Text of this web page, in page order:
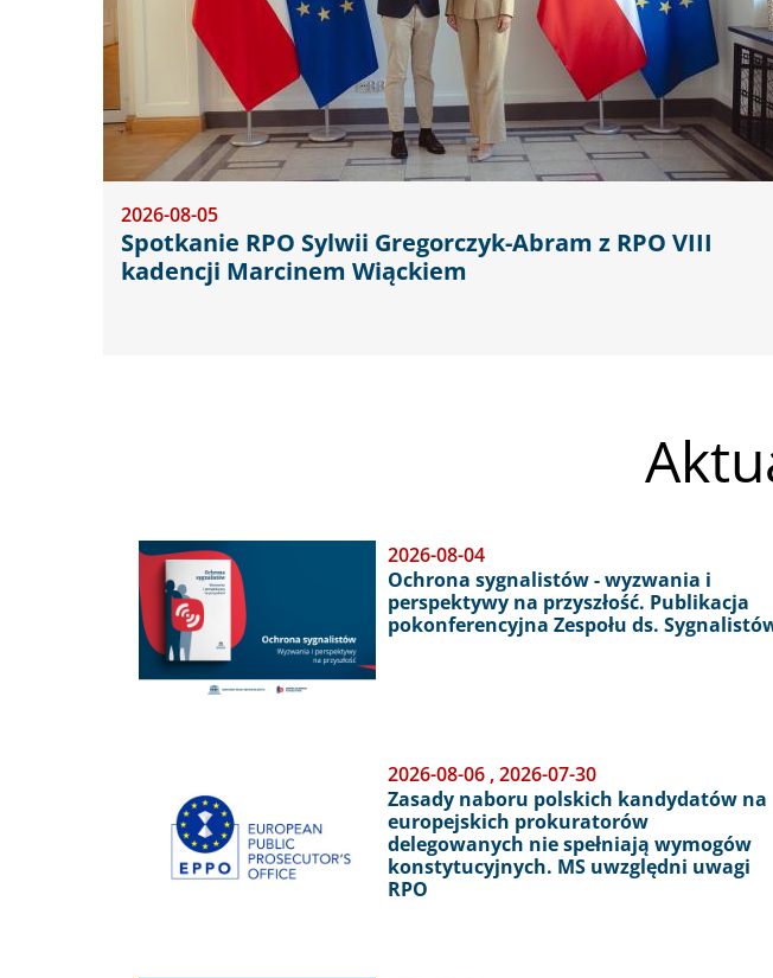
2026-08-05
Spotkanie RPO Sylwii Gregorczyk-Abram z RPO VIII
kadencji Marcinem Wiąckiem
Obraz
2026-08-04
Ochrona sygnalistów - wyzwania i
perspektywy na przyszłość. Publikacja
pokonferencyjna Zespołu ds.
2026-08-06 ,2026-07-30
Zasady naboru polskich kandydatów na
europejskich prokuratorów
delegowanych nie spełniają wymogów
konstytucyjnych. MS uwzględni uwagi
RPO